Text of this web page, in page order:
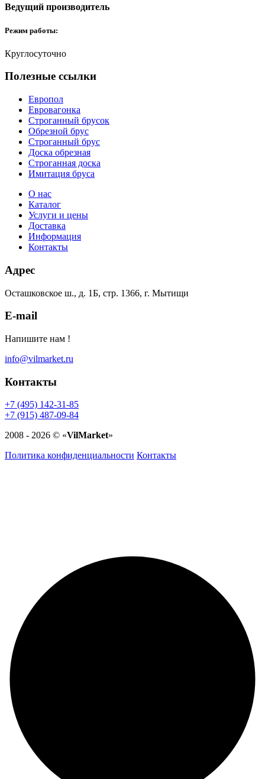
Ведущий производитель
Режим работы:
Круглосуточно
Полезные ссылки
Европол
Евровагонка
Строганный брусок
Обрезной брус
Строганный брус
Доска обрезная
Строганная доска
Имитация бруса
О нас
Каталог
Услуги и цены
Доставка
Информация
Контакты
Адрес
Осташковское ш., д. 1Б, стр. 1366, г. Мытищи
E-mail
Напишите нам !
info@vilmarket.ru
Контакты
+7 (495) 142-31-85
+7 (915) 487-09-84
2008 - 2026 © «VilMarket»
Политика конфиденциальности Контакты
Наш сайт использует файлы cookie, чтобы улучшить работу сайта,
повысить его эффективность и удобство. Нажмите на кнопку «Согласен»,
если согласны с условиями обработки cookie. Если не согласны, можете
отключить cookie в настройках браузера.